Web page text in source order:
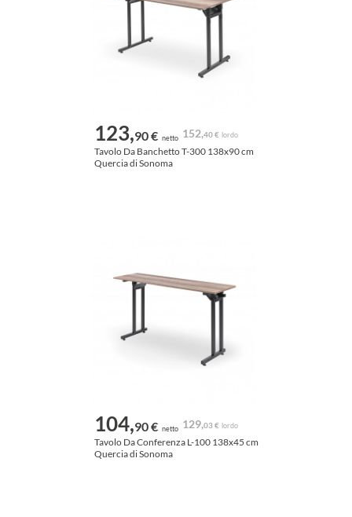
123,90 € netto 152,40 € lordo
Tavolo Da Banchetto T-300 138x90 cm
Quercia di Sonoma
104,90 € netto 129,03 € lordo
Tavolo Da Conferenza L-100 138x45 cm
Quercia di Sonoma